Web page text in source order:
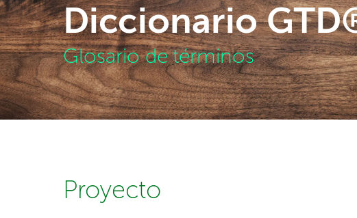
Diccionario
Glosario de términos
Proyecto